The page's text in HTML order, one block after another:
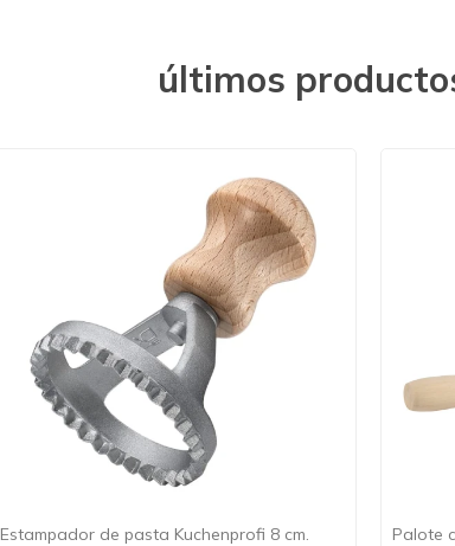
últimos
Estampador de pasta Kuchenprofi 8 cm. Palote